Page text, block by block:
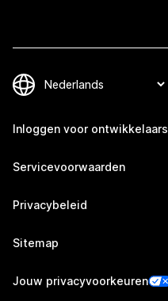
Inloggen voor ontwikkelaars
Servicevoorwaarden
Privacybeleid
Sitemap
Jouw privacyvoorkeuren